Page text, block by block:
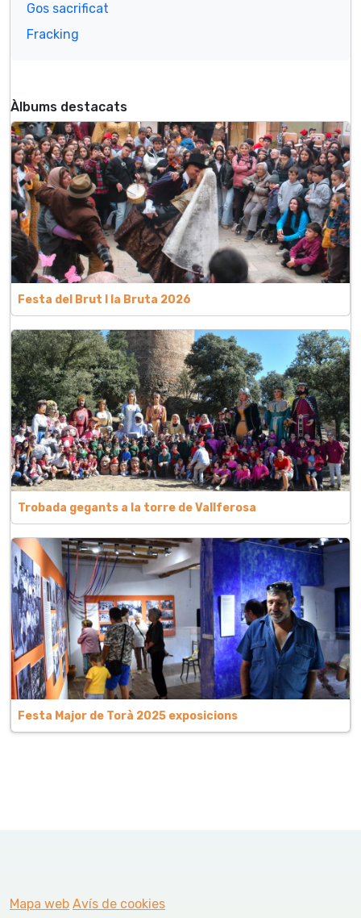
Gos sacrificat
Fracking
Àlbums destacats
Festa del Brut l la Bruta 2026
Trobada gegants a la torre de Vallferosa
Festa Major de Torà 2025 exposicions
Mapa web Avís de cookies